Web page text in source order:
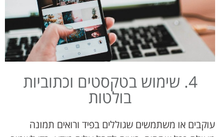
4. שימוש בטקסטים וכתוביות
בולטות
עוקבים או משתמשים שגוללים בפיד ורואים תמונה